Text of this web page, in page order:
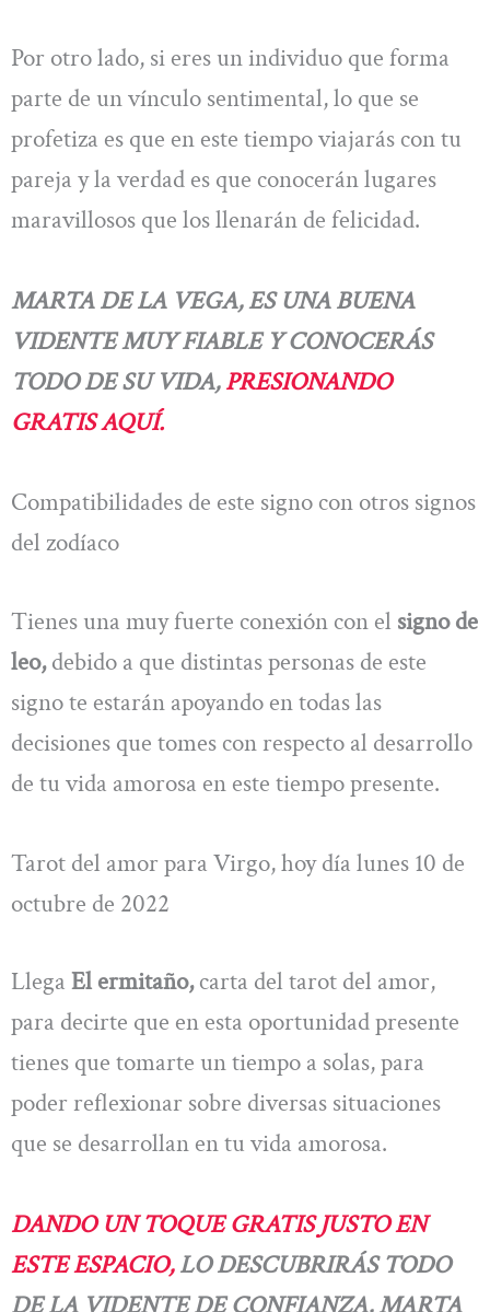
Por otro lado, si eres un individuo que forma
parte de un vínculo sentimental, lo que se
profetiza es que en este tiempo viajarás con tu
pareja y la verdad es que conocerán lugares
maravillosos que los llenarán de felicidad.
MARTA DE LA VEGA, ES UNA BUENA
VIDENTE MUY FIABLE Y CONOCERÁS
TODO DE SU VIDA,PRESIONANDO
GRATIS AQUÍ.
Compatibilidades de este signo con otros signos
del zodíaco
Tienes una muy fuerte conexión con el signo de
leo,debido a que distintas personas de este
signo te estarán apoyando en todas las
decisiones que tomes con respecto al desarrollo
de tu vida amorosa en este tiempo presente.
Tarot del amor para Virgo, hoy día lunes 10 de
octubre de 2022
Llega El ermitaño,carta del tarot del amor,
para decirte que en esta oportunidad presente
tienes que tomarte un tiempo a solas, para
poder reflexionar sobre diversas situaciones
que se desarrollan en tu vida amorosa.
DANDO UN TOQUE GRATIS JUSTO EN
ESTE ESPACIO,LO DESCUBRIRÁS TODO
DE LA VIDENTE DE CONFIANZA, MARTA